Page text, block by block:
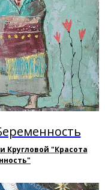
Кругловой "Красота